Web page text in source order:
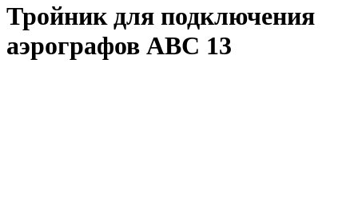
Тройник для подключения
аэрографов ABC 13